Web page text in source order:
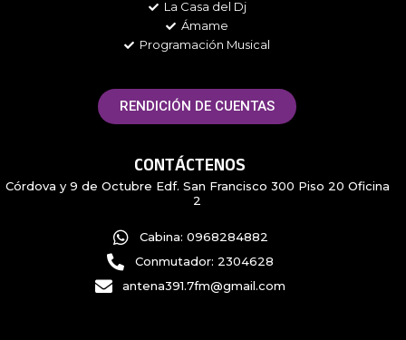
La Casa del Dj
Ámame
Programación Musical
RENDICIÓN DE CUENTAS
CONTÁCTENOS
Córdova y 9 de Octubre Edf. San Francisco 300 Piso 20 Oficina
2
Cabina: 0968284882
Conmutador: 2304628
antena391.7fm@gmail.com